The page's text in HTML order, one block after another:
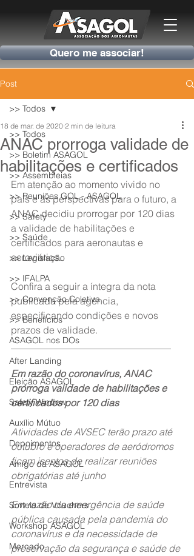
Quero me associar!
Post
>> Todos
>> Boletim ASAGOL
>> Assembleias
>> Reuniões GOL - ASAGOL
>> Safety
>> Saúde
>> Legislação
>> IFALPA
>> Convenção Coletiva
>> Benefícios
ASAGOL nos DOs
After Landing
Eleição ASAGOL
Safety Window
Auxílio Mútuo
Depoimentos
Amigo da ASAGOL
Entrevista
Sorteio de Vouchers
Workshop ASAGOL
Mercado
>> Todos
ANAC prorroga validade de
habilitações e certificados
18 de mar. de 2020 2 min de leitura
Em atenção ao momento vivido no
país e às perspectivas para o futuro, a
ANAC decidiu prorrogar por 120 dias
a validade de habilitações e
certificados para aeronautas e
aeroviários.
Confira a seguir a íntegra da nota
publicada pela agência,
especificando condições e novos
prazos de validade.
_________________________________
Em razão do coronavírus, ANAC
prorroga validade de habilitações e
certificados por 120 dias
Atividades de AVSEC terão prazo até
outubro e operadores de aeródromos
ficam isentos de realizar reuniões
obrigatórias até junho
Em razão da emergência de saúde
pública causada pela pandemia do
coronavírus e da necessidade de
preservação da segurança e saúde de